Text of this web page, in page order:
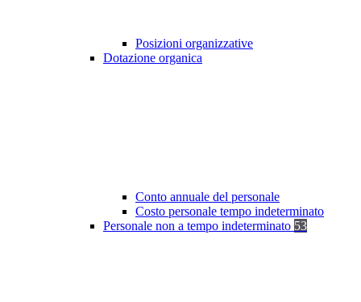
Posizioni organizzative
Dotazione organica
Conto annuale del personale
Costo personale tempo indeterminato
Personale non a tempo indeterminato 53